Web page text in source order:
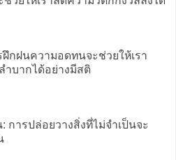
กฝนความอดทนจะช่วยให้เรา
ำบากได้อย่างมีสติ
การปล่อยวางสิ่งที่ไม่จำเป็นจะ